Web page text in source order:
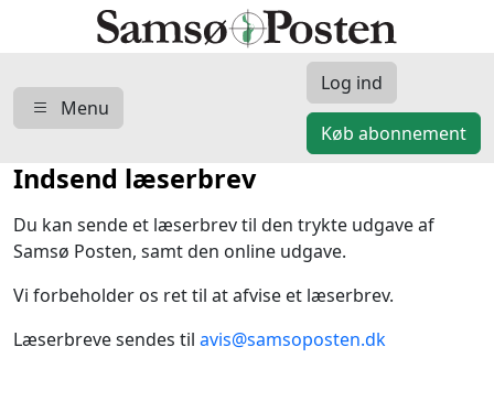
Menu
Log ind
Køb abonnement
Indsend læserbrev
Du kan sende et læserbrev til den trykte udgave af
Samsø Posten, samt den online udgave.
Vi forbeholder os ret til at afvise et læserbrev.
Læserbreve sendes til avis@samsoposten.dk